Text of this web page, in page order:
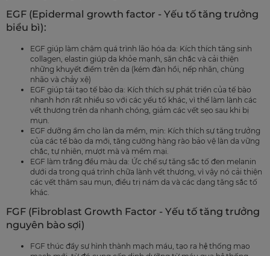
EGF (Epidermal growth factor - Yếu tố tăng trưởng
biểu bì):
EGF giúp làm chậm quá trình lão hóa da: Kích thích tăng sinh
collagen, elastin giúp da khỏe mạnh, săn chắc và cải thiện
những khuyết điểm trên da (kém đàn hồi, nếp nhăn, chùng
nhão và chảy xệ)
EGF giúp tái tạo tế bào da: Kích thích sự phát triển của tế bào
nhanh hơn rất nhiều so với các yếu tố khác, vì thế làm lành các
vết thương trên da nhanh chóng, giảm các vết sẹo sau khi bị
mụn.
EGF dưỡng ẩm cho làn da mềm, mịn: Kích thích sự tăng trưởng
của các tế bào da mới, tăng cường hàng rào bảo vệ làn da vững
chắc, tự nhiên, mượt mà và mềm mại.
EGF làm trắng đều màu da: Ức chế sự tăng sắc tố đen melanin
dưới da trong quá trình chữa lành vết thương, vì vậy nó cải thiện
các vết thâm sau mụn, điều trị nám da và các dạng tăng sắc tố
khác.
FGF (Fibroblast Growth Factor - Yếu tố tăng trưởng
nguyên bào sợi)
FGF thúc đẩy sự hình thành mạch máu, tạo ra hệ thống mao